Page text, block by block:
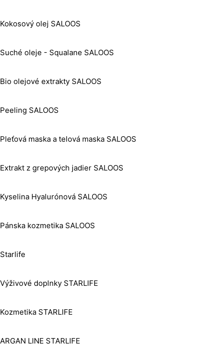
Kokosový olej SALOOS
Suché oleje - Squalane SALOOS
Bio olejové extrakty SALOOS
Peeling SALOOS
Pleťová maska a telová maska SALOOS
Extrakt z grepových jadier SALOOS
Kyselina Hyalurónová SALOOS
Pánska kozmetika SALOOS
Starlife
Výživové doplnky STARLIFE
Kozmetika STARLIFE
ARGAN LINE STARLIFE